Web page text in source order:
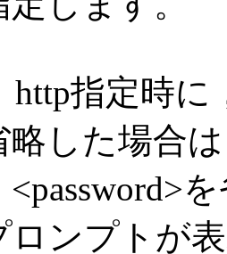
http指定時に
略した場合
<password>
ロンプトが